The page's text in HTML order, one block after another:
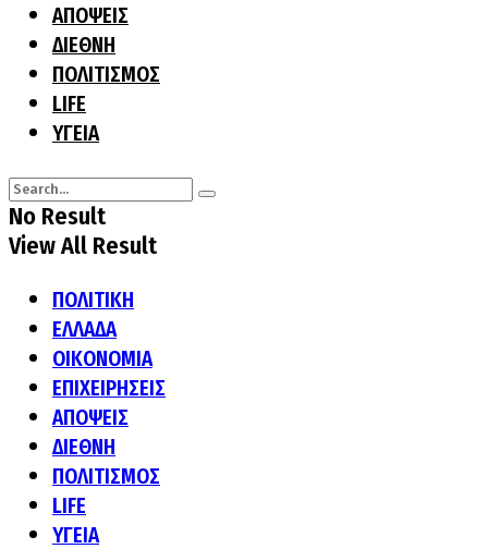
ΑΠΟΨΕΙΣ
ΔΙΕΘΝΗ
ΠΟΛΙΤΙΣΜΟΣ
LIFE
ΥΓΕΙΑ
No Result
View All Result
ΠΟΛΙΤΙΚΗ
ΕΛΛΑΔΑ
ΟΙΚΟΝΟΜΙΑ
ΕΠΙΧΕΙΡΗΣΕΙΣ
ΑΠΟΨΕΙΣ
ΔΙΕΘΝΗ
ΠΟΛΙΤΙΣΜΟΣ
LIFE
ΥΓΕΙΑ